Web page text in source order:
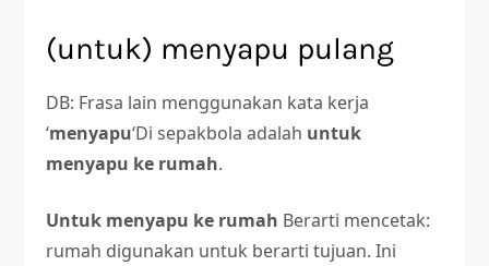
(untuk) menyapu pulang
DB: Frasa lain menggunakan kata kerja
‘menyapu‘Di sepakbola adalah untuk
menyapu ke rumah.
Untuk menyapu ke rumah Berarti mencetak:
rumah digunakan untuk berarti tujuan. Ini